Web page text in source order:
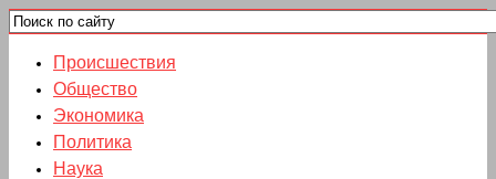
Происшествия
Общество
Экономика
Политика
Наука